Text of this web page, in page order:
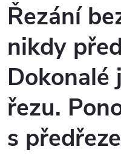
Řezání
nikdy
řezu.
s